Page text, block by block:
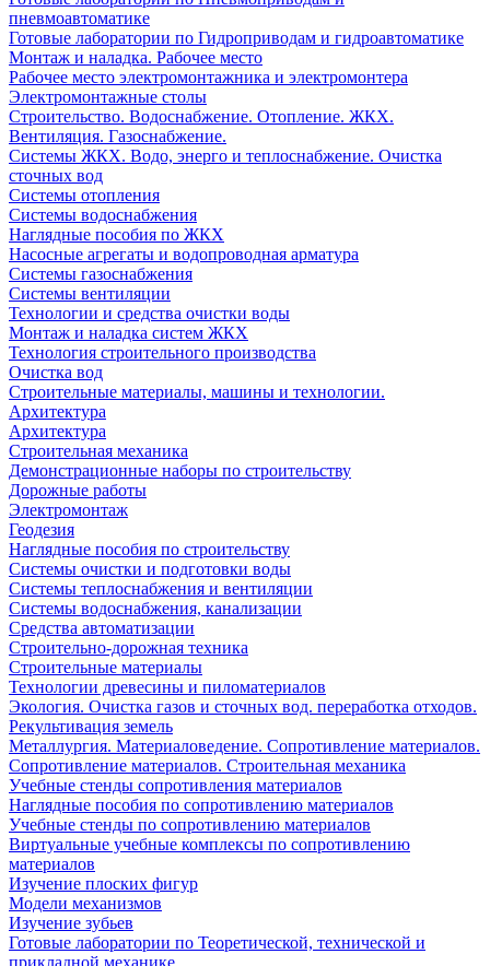
пневмоавтоматике
Готовые лаборатории по Гидроприводам и гидроавтоматике
Монтаж и наладка. Рабочее место
Рабочее место электромонтажника и электромонтера
Электромонтажные столы
Строительство. Водоснабжение. Отопление. ЖКХ.
Вентиляция. Газоснабжение.
Системы ЖКХ. Водо, энерго и теплоснабжение. Очистка
сточных вод
Системы отопления
Системы водоснабжения
Наглядные пособия по ЖКХ
Насосные агрегаты и водопроводная арматура
Системы газоснабжения
Системы вентиляции
Технологии и средства очистки воды
Монтаж и наладка систем ЖКХ
Технология строительного производства
Очистка вод
Строительные материалы, машины и технологии.
Архитектура
Архитектура
Cтроительная механика
Демонстрационные наборы по строительству
Дорожные работы
Электромонтаж
Геодезия
Наглядные пособия по строительству
Системы очистки и подготовки воды
Системы теплоснабжения и вентиляции
Системы водоснабжения, канализации
Средства автоматизации
Строительно-дорожная техника
Строительные материалы
Технологии древесины и пиломатериалов
Экология. Очистка газов и сточных вод. переработка отходов.
Рекультивация земель
Металлургия. Материаловедение. Сопротивление материалов.
Сопротивление материалов. Строительная механика
Учебные стенды сопротивления материалов
Наглядные пособия по сопротивлению материалов
Учебные стенды по сопротивлению материалов
Виртуальные учебные комплексы по сопротивлению
материалов
Изучение плоских фигур
Модели механизмов
Изучение зубьев
Готовые лаборатории по Теоретической, технической и
прикладной механике